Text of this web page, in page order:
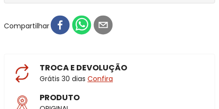
Compartilhar
TROCA E DEVOLUÇÃO
Grátis 30 dias Confira
PRODUTO